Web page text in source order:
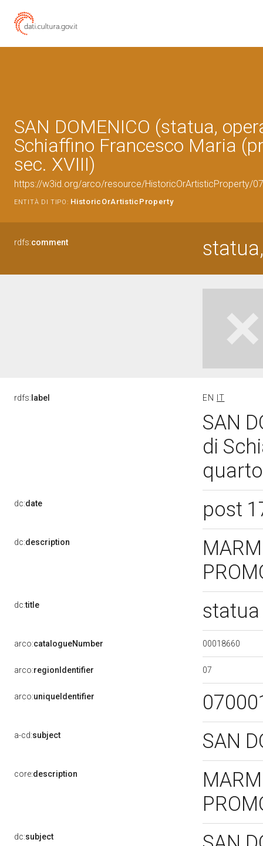
SAN DOMENICO (statua,
Schiaffino Francesco Maria
sec. XVIII)
https://w3id.org/arco/resource/HistoricOrArtisticProperty/
ENTITÀ DI TIPO: HistoricOrArtisticProperty
rdfs:comment
rdfs: label EN IT
SAN
di
dc:date post
dc:description
dc:title
arco:catalogueNumber 00018660
arco:regionIdentifier 07
arco:uniqueIdentifier
a-cd:subject SAN
core:description
dc:subject